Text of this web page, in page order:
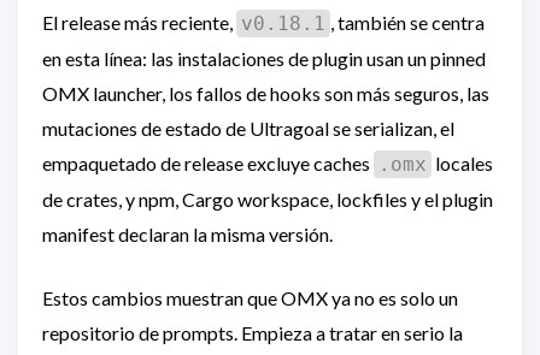
El release más reciente, v0.18.1 , también se centra
en esta línea: las instalaciones de plugin usan un pinned
OMX launcher, los fallos de hooks son más seguros, las
mutaciones de estado de Ultragoal se serializan, el
empaquetado de release excluye caches
.omx locales
de crates, y npm, Cargo workspace, lockfiles y el plugin
manifest declaran la misma versión.
Estos cambios muestran que OMX ya no es solo un
repositorio de prompts. Empieza a tratar en serio la